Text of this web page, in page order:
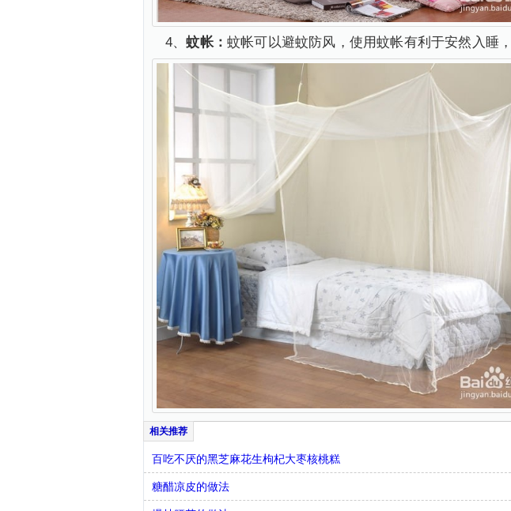
4、蚊帐：蚊帐可以避蚊防风，使用蚊帐有利于安然入睡
百吃不厌的黑芝麻花生枸杞大枣核桃糕
糖醋凉皮的做法